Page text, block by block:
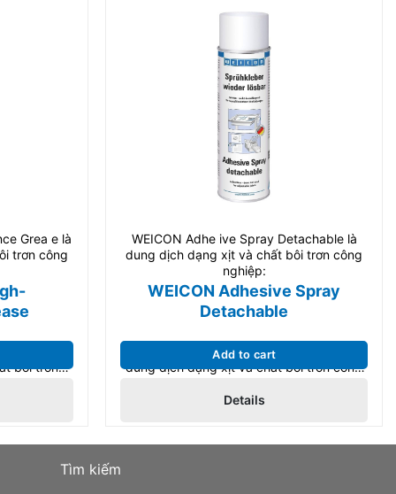
Grea e là
trơn công
Grease
bôi trơn
mỡ đặc
ngành
trì và sản
WEICON Adhe ive Spray Detachable là
dung dịch dạng xịt và chất bôi trơn công
nghiệp:
WEICON Adhesive Spray
Detachable
WEICON Adhesive Spray Detachable là
dung dịch dạng xịt và chất bôi trơn công
Detachable được thiết kế đặc biệt cho
Phù hợp cho bảo trì và sản xuất công
Add to cart
Details
Tìm kiếm